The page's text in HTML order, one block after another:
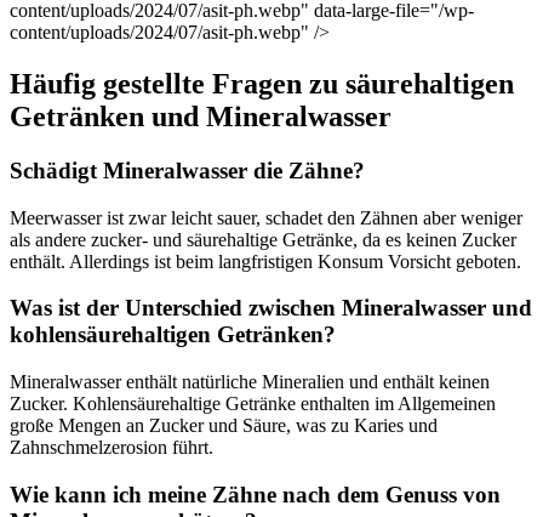
content/uploads/2024/07/asit-ph.webp" data-large-file="/wp-
content/uploads/2024/07/asit-ph.webp" />
Häufig gestellte Fragen zu säurehaltigen
Getränken und Mineralwasser
Schädigt Mineralwasser die Zähne?
Meerwasser ist zwar leicht sauer, schadet den Zähnen aber weniger
als andere zucker- und säurehaltige Getränke, da es keinen Zucker
enthält. Allerdings ist beim langfristigen Konsum Vorsicht geboten.
Was ist der Unterschied zwischen Mineralwasser und
kohlensäurehaltigen Getränken?
Mineralwasser enthält natürliche Mineralien und enthält keinen
Zucker. Kohlensäurehaltige Getränke enthalten im Allgemeinen
große Mengen an Zucker und Säure, was zu Karies und
Zahnschmelzerosion führt.
Wie kann ich meine Zähne nach dem Genuss von